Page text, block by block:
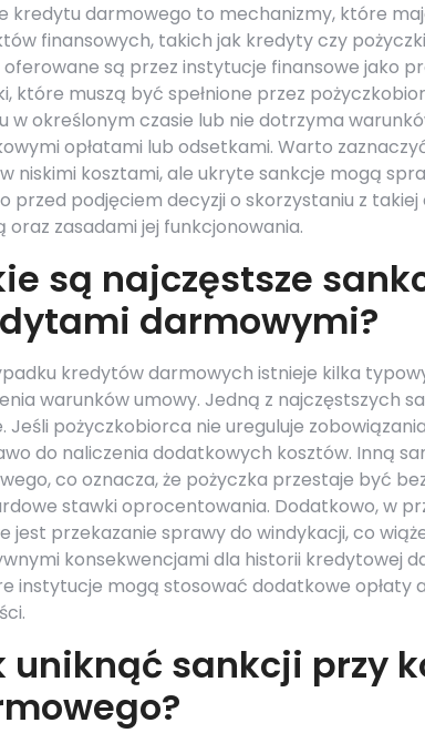
kredytu darmowego to mechanizmy, które
finansowych, takich jak kredyty czy
są przez instytucje finansowe jako
które muszą być spełnione przez
w określonym czasie lub nie dotrzyma
opłatami lub odsetkami. Warto
niskimi kosztami, ale ukryte sankcje mogą
przed podjęciem decyzji o skorzystaniu z
oraz zasadami jej funkcjonowania.
są najczęstsze
darmowymi?
kredytów darmowych istnieje kilka
warunków umowy. Jedną z najczęstszych
Jeśli pożyczkobiorca nie ureguluje
do naliczenia dodatkowych kosztów. Inną
co oznacza, że pożyczka przestaje być
stawki oprocentowania. Dodatkowo, w
jest przekazanie sprawy do windykacji, co
konsekwencjami dla historii kredytowej
instytucje mogą stosować dodatkowe opłaty
uniknąć sankcji przy